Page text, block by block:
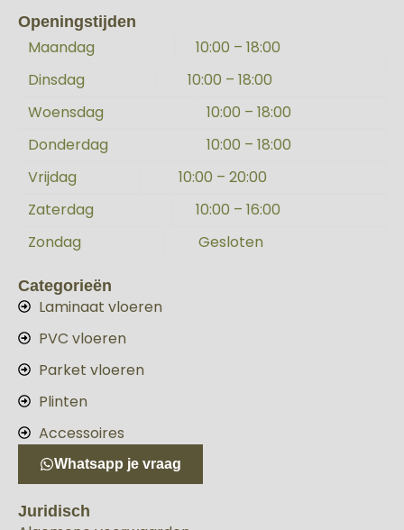
Openingstijden
Maandag
10:00 – 18:00
Dinsdag
10:00 – 18:00
Woensdag
10:00 – 18:00
Donderdag
10:00 – 18:00
Vrijdag
10:00 – 20:00
Zaterdag
10:00 – 16:00
Zondag
Gesloten
Categorieën
Laminaat vloeren
PVC vloeren
Parket vloeren
Plinten
Accessoires
Whatsapp je vraag
Juridisch